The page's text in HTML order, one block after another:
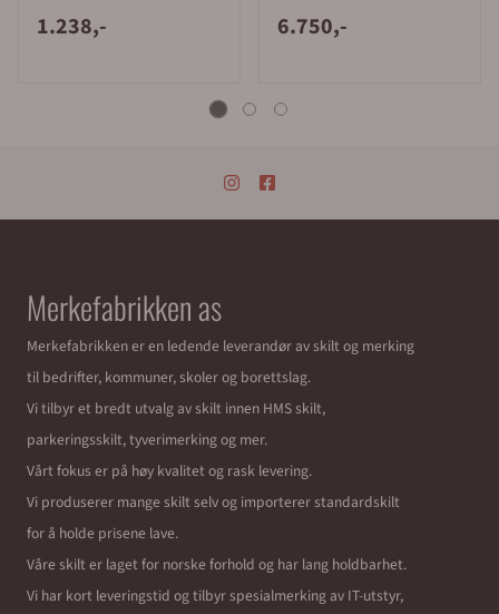
1.238,- 6.750,-
Merkefabrikken as
Merkefabrikken er en ledende leverandør av skilt og merking
til bedrifter, kommuner, skoler og borettslag.
Vi tilbyr et bredt utvalg av skilt innen HMS skilt,
parkeringsskilt, tyverimerking og mer.
Vårt fokus er på høy kvalitet og rask levering.
Vi produserer mange skilt selv og importerer standardskilt
for å holde prisene lave.
Våre skilt er laget for norske forhold og har lang holdbarhet.
Vi har kort leveringstid og tilbyr spesialmerking av IT-utstyr,